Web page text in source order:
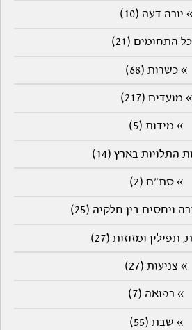
» יורה דעה (10)
התחומים (21)
» כשרות (68)
» מועדים (217)
» מידות (5)
התלויות בארץ (14)
» סת"ם (2)
ויחסים בין חלקיה (25)
תפילין ומזוזות (27)
» צניעות (27)
» רפואה (7)
» שבת (55)